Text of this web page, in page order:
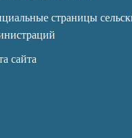
страницы
сайта